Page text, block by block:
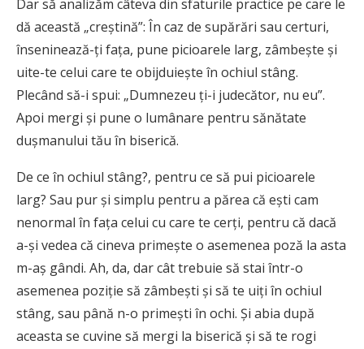
Dar să analizăm câteva din sfaturile practice pe care le
dă această „creştină”: În caz de supărări sau certuri,
înseninează-ţi faţa, pune picioarele larg, zâmbeşte şi
uite-te celui care te obijduieşte în ochiul stâng.
Plecând să-i spui: „Dumnezeu ţi-i judecător, nu eu”.
Apoi mergi şi pune o lumânare pentru sănătate
duşmanului tău în biserică.
De ce în ochiul stâng?, pentru ce să pui picioarele
larg? Sau pur şi simplu pentru a părea că eşti cam
nenormal în faţa celui cu care te cerţi, pentru că dacă
a-şi vedea că cineva primeşte o asemenea poză la asta
m-aş gândi. Ah, da, dar cât trebuie să stai într-o
asemenea poziţie să zâmbeşti şi să te uiţi în ochiul
stâng, sau până n-o primeşti în ochi. Şi abia după
aceasta se cuvine să mergi la biserică şi să te rogi